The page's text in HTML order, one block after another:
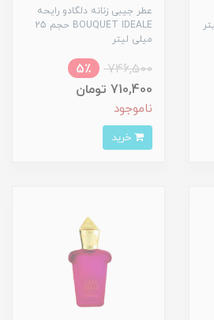
عطر جیبی زنانه دلگادو رایحه
BOUQUET IDEALE حجم 25
میلی لیتر
746,500
5٪
710,400 تومان
ناموجود